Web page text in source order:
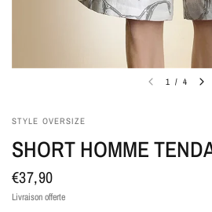
1 / 4
STYLE OVERSIZE
SHORT HOMME
€37,90
Livraison offerte